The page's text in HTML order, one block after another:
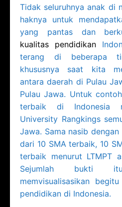
Tidak seluruhnya anak di
haknya untuk
yang pantas dan
kualitas pendidikan
terang di beberapa
khususnya saat kita
antara daerah di Pulau
Pulau Jawa. Untuk
terbaik di Indonesia
University Rangkings
Jawa. Sama nasib
dari 10 SMA terbaik, 10
terbaik menurut LTMPT
Sejumlah bukti
memvisualisasikan
pendidikan di Indonesia.